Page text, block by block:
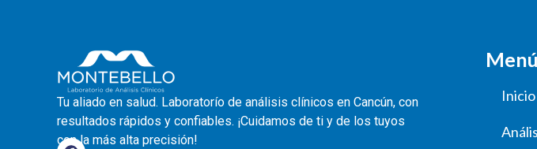
Tu aliado en salud. Laboratorío de análisis clínicos en Cancún, con
resultados rápidos y confiables. ¡Cuidamos de ti y de los tuyos
con la más alta precisión!
Menú
Inicio